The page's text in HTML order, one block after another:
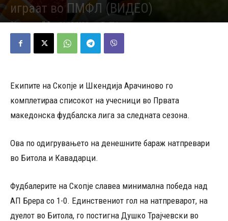
играат во ПМФЛ (ВИДЕО)
Објавено од Д.Т. - 31/05/2026 704
Екипите на Скопје и Шкендија Арачиново го
комплетираа списокот на учесници во Првата
македонска фудбалска лига за следната сезона.
Ова по одигрувањето на денешните бараж натпревари
во Битола и Кавадарци.
Фудбалерите на Скопје славеа минимална победа над
АП Брера со 1-0. Единствениот гол на натпреварот, на
дуелот во Битола, го постигна Душко Трајчевски во